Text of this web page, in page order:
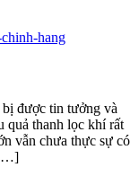
được tin tưởng và
quả thanh lọc khí rất
vẫn chưa thực sự có
[…]